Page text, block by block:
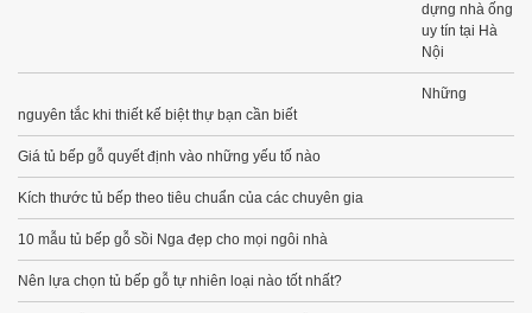
dựng nhà ống
uy tín tại Hà
Nội
Những
nguyên tắc khi thiết kế biệt thự bạn cần biết
Giá tủ bếp gỗ quyết định vào những yếu tố nào
Kích thước tủ bếp theo tiêu chuẩn của các chuyên gia
10 mẫu tủ bếp gỗ sồi Nga đẹp cho mọi ngôi nhà
Nên lựa chọn tủ bếp gỗ tự nhiên loại nào tốt nhất?